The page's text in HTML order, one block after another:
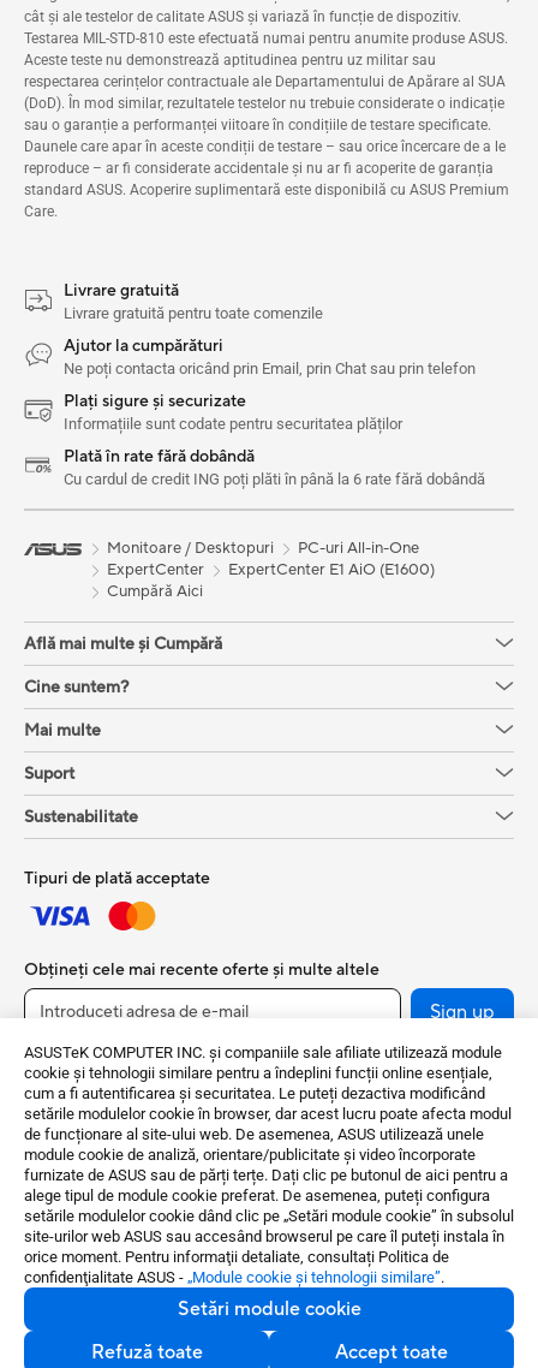
ASUSTeK COMPUTER INC. și companiile sale afiliate utilizează module
cookie și tehnologii similare pentru a îndeplini funcții online esențiale,
cum a fi autentificarea și securitatea. Le puteți dezactiva modificând
setările modulelor cookie în browser, dar acest lucru poate afecta modul
de funcționare al site-ului web. De asemenea, ASUS utilizează unele
module cookie de analiză, orientare/publicitate și video încorporate
furnizate de ASUS sau de părți terțe. Dați clic pe butonul de aici pentru a
alege tipul de module cookie preferat. De asemenea, puteți configura
setările modulelor cookie dând clic pe „Setări module cookie” în subsolul
site-urilor web ASUS sau accesând browserul pe care îl puteți instala în
orice moment. Pentru informaţii detaliate, consultați Politica de
confidenţialitate ASUS - „Module cookie şi tehnologii similare”.
Setări module cookie
Refuză toate
Accept toate
cât și ale testelor de calitate ASUS și variază în funcție de dispozitiv.
Testarea MIL-STD-810 este efectuată numai pentru anumite produse ASUS.
Aceste teste nu demonstrează aptitudinea pentru uz militar sau
respectarea cerințelor contractuale ale Departamentului de Apărare al SUA
(DoD). În mod similar, rezultatele testelor nu trebuie considerate o indicație
sau o garanție a performanței viitoare în condițiile de testare specificate.
Daunele care apar în aceste condiții de testare – sau orice încercare de a le
reproduce – ar fi considerate accidentale și nu ar fi acoperite de garanția
standard ASUS. Acoperire suplimentară este disponibilă cu ASUS Premium
Care.
Livrare gratuită
Livrare gratuită pentru toate comenzile
Ajutor la cumpărături
Ne poți contacta oricând prin Email, prin Chat sau prin telefon
Plați sigure și securizate
Informațiile sunt codate pentru securitatea plăților
Plată în rate fără dobândă
Cu cardul de credit ING poți plăti în până la 6 rate fără dobândă
Monitoare / Desktopuri
PC-uri All-in-One
ExpertCenter
ExpertCenter E1 AiO (E1600)
Cumpără Aici
Află mai multe și Cumpără
Cine suntem?
Mai multe
Suport
Sustenabilitate
Tipuri de plată acceptate
Obțineți cele mai recente oferte și multe altele
Sign up
Romania / România
©ASUSTeK Computer Inc. Toate drepturile rezervate.
Politica de confidențialitate
Setări module cookie